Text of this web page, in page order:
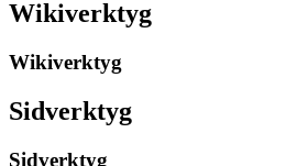
Wikiverktyg
Wikiverktyg
Sidverktyg
Sidverktyg